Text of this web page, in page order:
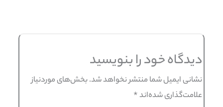
دیدگاه‌ خود را بنویسید
نشانی ایمیل شما منتشر نخواهد شد.بخش‌های موردنیاز
علامت‌گذاری شده‌اند*